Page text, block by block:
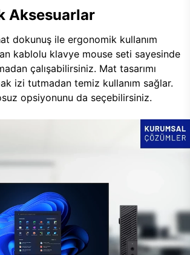
Aksesuarlar
dokunuş ile ergonomik kullanım
kablolu klavye mouse seti sayesinde
çalışabilirsiniz. Mat tasarımı
izi tutmadan temiz kullanım sağlar.
opsiyonunu da seçebilirsiniz.